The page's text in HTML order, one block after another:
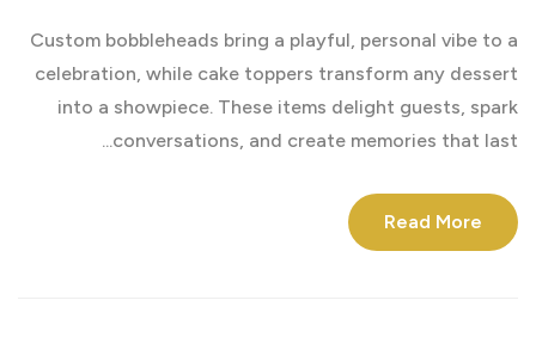
Custom bobbleheads bring a playful, personal vibe to a
celebration, while cake toppers transform any dessert
into a showpiece. These items delight guests, spark
conversations, and create memories that last...
Read More